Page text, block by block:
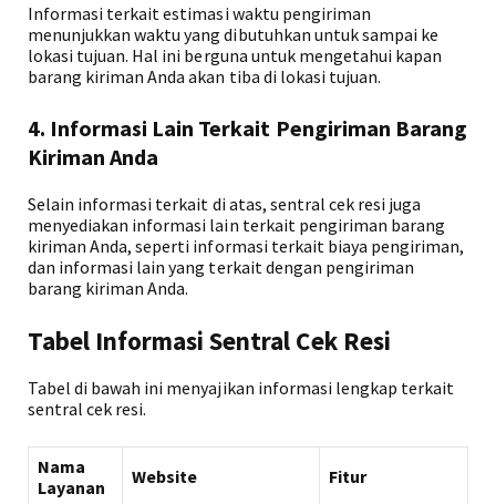
Informasi terkait estimasi waktu pengiriman
menunjukkan waktu yang dibutuhkan untuk sampai ke
lokasi tujuan. Hal ini berguna untuk mengetahui kapan
barang kiriman Anda akan tiba di lokasi tujuan.
4. Informasi Lain Terkait Pengiriman Barang
Kiriman Anda
Selain informasi terkait di atas, sentral cek resi juga
menyediakan informasi lain terkait pengiriman barang
kiriman Anda, seperti informasi terkait biaya pengiriman,
dan informasi lain yang terkait dengan pengiriman
barang kiriman Anda.
Tabel Informasi Sentral Cek Resi
Tabel di bawah ini menyajikan informasi lengkap terkait
sentral cek resi.
Nama
Layanan
Website Fitur